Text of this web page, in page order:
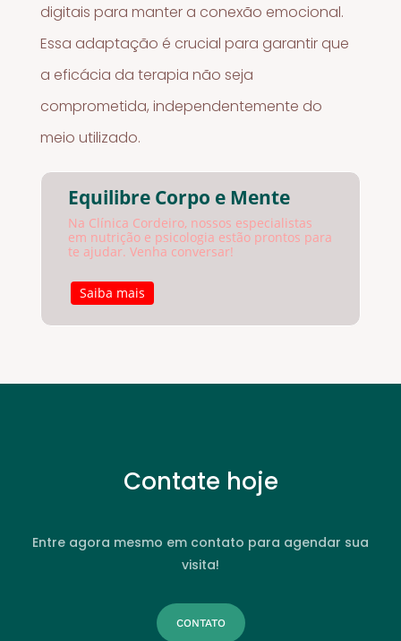
digitais para manter a conexão emocional.
Essa adaptação é crucial para garantir que
a eficácia da terapia não seja
comprometida, independentemente do
meio utilizado.
Equilibre Corpo e Mente
Na Clínica Cordeiro, nossos especialistas
em nutrição e psicologia estão prontos para
te ajudar. Venha conversar!
Saiba mais
Contate hoje
Entre agora mesmo em contato para agendar sua
visita!
CONTATO